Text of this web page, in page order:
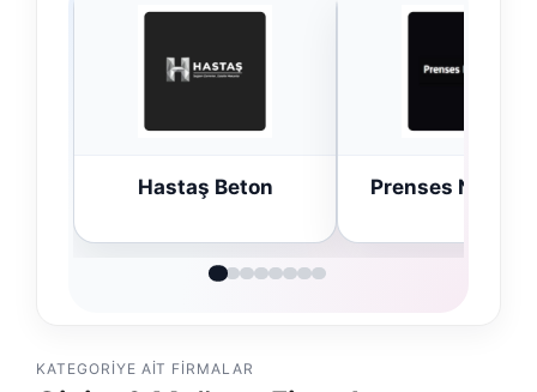
Prenses Night Club
Enes Kaplan
KATEGORIYE AIT FIRMALAR